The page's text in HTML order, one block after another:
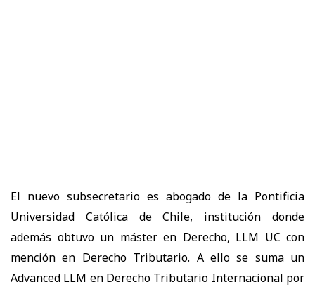
El nuevo subsecretario es abogado de la Pontificia
Universidad Católica de Chile, institución donde
además obtuvo un máster en Derecho, LLM UC con
mención en Derecho Tributario. A ello se suma un
Advanced LLM en Derecho Tributario Internacional por